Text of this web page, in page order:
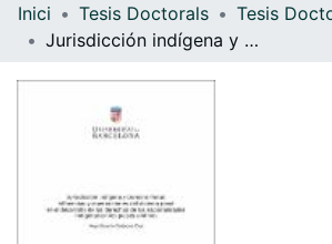
Navega
Inici Tesis Doctorals
Jurisdicción indígena y Derecho Penal. Influencias y repercusiones del sistema penal en el desarrollo de los derechos de las nacionalidades indígenas en los países andinos